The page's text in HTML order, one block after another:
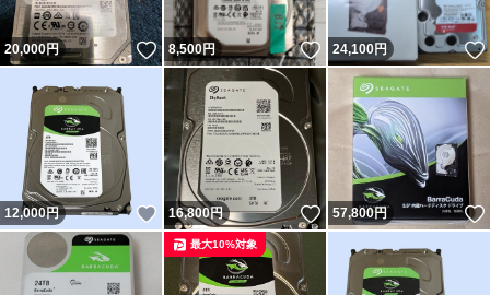
20,000円 いいね！
8,500円 いいね！
24,100円
12,000円 いいね！
16,800円 いいね！
57,800円
最大10%対象